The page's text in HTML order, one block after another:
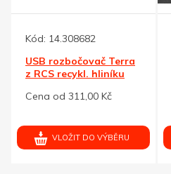
Kód: 14.308682
USB rozbočovač Terra
z RCS recykl. hliníku
Cena od 311,00 Kč
VLOŽIT DO VÝBĚRU